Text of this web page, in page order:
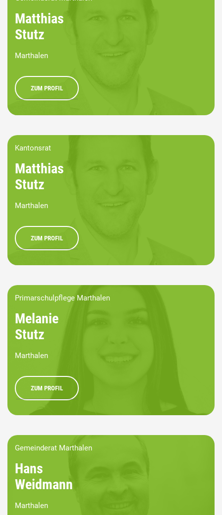
Matthias
Stutz
Marthalen
ZUM PROFIL
Kantonsrat
Matthias
Stutz
Marthalen
ZUM PROFIL
Primarschulpflege Marthalen
Melanie
Stutz
Marthalen
ZUM PROFIL
Gemeinderat Marthalen
Hans
Weidmann
Marthalen